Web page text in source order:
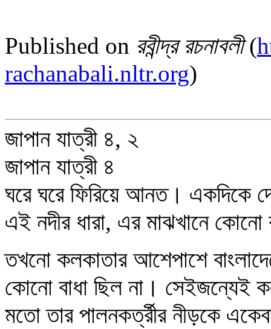
Published on রবীন্দ্র রচনাবলী(
rachanabali.nltr.org)
জাপান যাত্রী ৪, ২
জাপান যাত্রী ৪
ঘরে ঘরে ফিরিয়ে আনত। একদিকে
এই নদীর ধারা, এর মাঝখানে কোনো
তখনো কলকাতার আশেপাশে
কোনো বাধা ছিল না। সেইজন্যেই
মতো তার পালনকর্ত্রীর নীড়কে